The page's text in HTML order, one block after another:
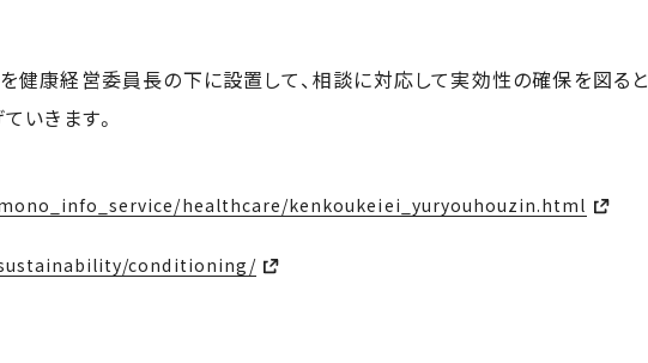
健康経営委員長の下に設置して、相談に対応して実効性の確保を図ると
いきます。
healthcare/kenkoukeiei_yuryouhouzin.html
conditioning/